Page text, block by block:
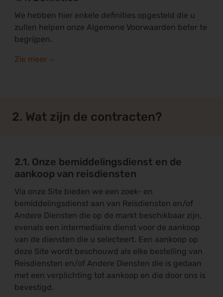
We hebben hier enkele definities opgesteld die u
zullen helpen onze Algemene Voorwaarden beter te
begrijpen.
2. Wat zijn de contracten?
2.1. Onze bemiddelingsdienst en de
aankoop van reisdiensten
Via onze Site bieden we een zoek- en
bemiddelingsdienst aan van Reisdiensten en/of
Andere Diensten die op de markt beschikbaar zijn,
evenals een intermediaire dienst voor de aankoop
van de diensten die u selecteert. Een aankoop op
deze Site wordt beschouwd als elke bestelling van
Reisdiensten en/of Andere Diensten die is gedaan
met een verplichting tot aankoop en die door ons is
bevestigd.